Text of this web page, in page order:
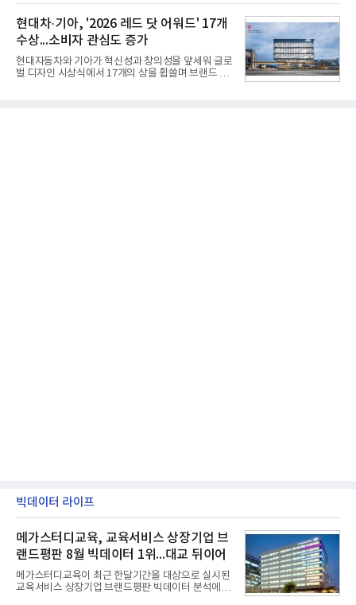
등으로 이전
기존 미사일체계를 대체할 중고도 및 중거리 대공미
사일을 개발하기로 결정했다.처음 KM-SAM 사업으로
불린 이 사업의 명칭은 호크(Iron Hawk, 철매)를 대체
한다는 의미에서 ‘철매Ⅱ’ 로 정해졌다. 철매Ⅱ 개발
사업은 미사일체계 완성 후인 2011년 ‘천궁(天弓)’으
로 다시 장비명이 바뀌었다. 17개 업체와 관련 기관이
참여한 가운데 LIG 넥스원은 탐색 개발에서 체계개발
현대차·기아, '2026 레드 닷 어워드' 17개
수상...소비자 관심도 증가
현대자동차와 기아가 혁신성과 창의성을 앞세워 글로
벌 디자인 시상식에서 17개의 상을 휩쓸며 브랜드 경
빅데이터 라이프
메가스터디교육, 교육서비스 상장기업 브
랜드평판 8월 빅데이터 1위...대교 뒤이어
메가스터디교육이 최근 한달기간을 대상으로 실시된
교육서비스 상장기업 브랜드평판 빅데이터 분석에서